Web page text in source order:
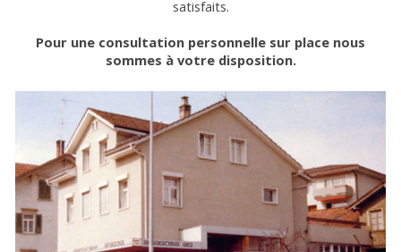
satisfaits.
Pour une consultation personnelle sur place nous
sommes à votre disposition.